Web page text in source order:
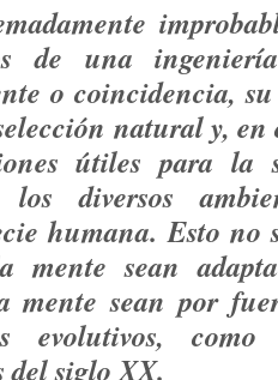
de una
o coincidencia,
natural y, en
útiles para la
los diversos
humana. Esto no
mente sean
mente sean por
evolutivos,
del siglo XX.